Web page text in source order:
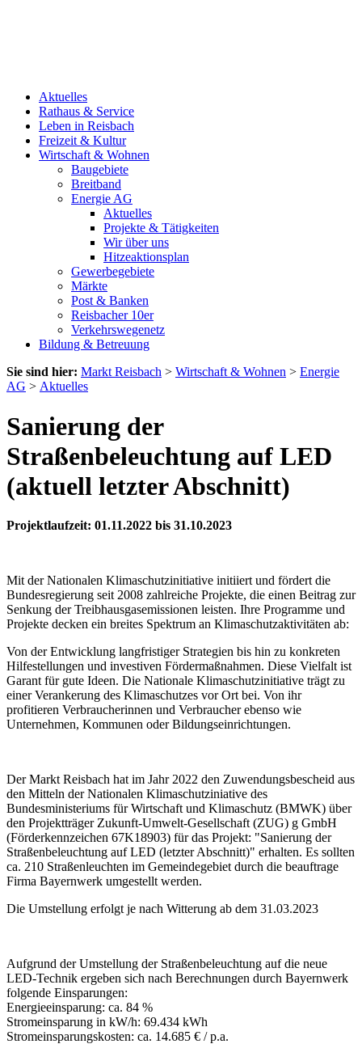
Aktuelles
Rathaus & Service
Leben in Reisbach
Freizeit & Kultur
Wirtschaft & Wohnen
Baugebiete
Breitband
Energie AG
Aktuelles
Projekte & Tätigkeiten
Wir über uns
Hitzeaktionsplan
Gewerbegebiete
Märkte
Post & Banken
Reisbacher 10er
Verkehrswegenetz
Bildung & Betreuung
Sie sind hier: Markt Reisbach > Wirtschaft & Wohnen > Energie
AG > Aktuelles
Sanierung der
Straßenbeleuchtung auf LED
(aktuell letzter Abschnitt)
Projektlaufzeit: 01.11.2022 bis 31.10.2023
Mit der Nationalen Klimaschutzinitiative initiiert und fördert die
Bundesregierung seit 2008 zahlreiche Projekte, die einen Beitrag zur
Senkung der Treibhausgasemissionen leisten. Ihre Programme und
Projekte decken ein breites Spektrum an Klimaschutzaktivitäten ab:
Von der Entwicklung langfristiger Strategien bis hin zu konkreten
Hilfestellungen und investiven Fördermaßnahmen. Diese Vielfalt ist
Garant für gute Ideen. Die Nationale Klimaschutzinitiative trägt zu
einer Verankerung des Klimaschutzes vor Ort bei. Von ihr
profitieren Verbraucherinnen und Verbraucher ebenso wie
Unternehmen, Kommunen oder Bildungseinrichtungen.
Der Markt Reisbach hat im Jahr 2022 den Zuwendungsbescheid aus
den Mitteln der Nationalen Klimaschutziniative des
Bundesministeriums für Wirtschaft und Klimaschutz (BMWK) über
den Projektträger Zukunft-Umwelt-Gesellschaft (ZUG) g GmbH
(Förderkennzeichen 67K18903) für das Projekt: "Sanierung der
Straßenbeleuchtung auf LED (letzter Abschnitt)" erhalten. Es sollten
ca. 210 Straßenleuchten im Gemeindegebiet durch die beauftrage
Firma Bayernwerk umgestellt werden.
Die Umstellung erfolgt je nach Witterung ab dem 31.03.2023
Aufgrund der Umstellung der Straßenbeleuchtung auf die neue
LED-Technik ergeben sich nach Berechnungen durch Bayernwerk
folgende Einsparungen:
Energieeinsparung: ca. 84 %
Stromeinsparung in kW/h: 69.434 kWh
Stromeinsparungskosten: ca. 14.685 € / p.a.